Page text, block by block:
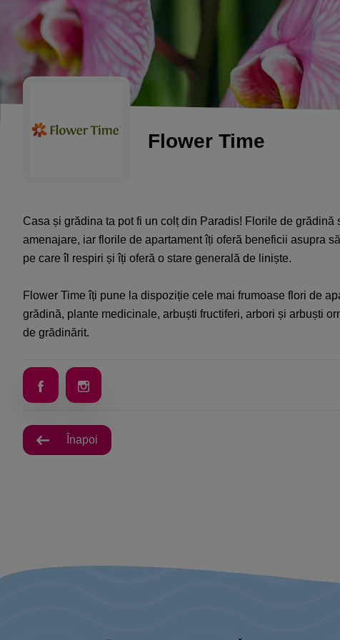
Flower Time
Casa și grădina ta pot fi un colț din Paradis! Florile de grădină
amenajare, iar florile de apartament îți oferă beneficii asupra
pe care îl respiri și îți oferă o stare generală de liniște.
Flower Time îți pune la dispoziție cele mai frumoase flori de
grădină, plante medicinale, arbuști fructiferi, arbori și arbuști
de grădinărit.
Înapoi